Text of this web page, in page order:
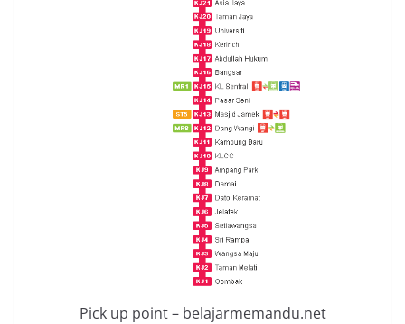
Pick up point – belajarmemandu.net